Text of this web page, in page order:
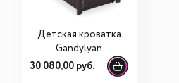
Детская кроватка
Gandylyan
Изабель с
универсальным
30 080,00 руб.